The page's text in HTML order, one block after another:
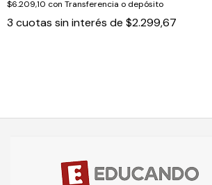
$6.209,10 con Transferencia o depósito
3 cuotas sin interés de $2.299,67